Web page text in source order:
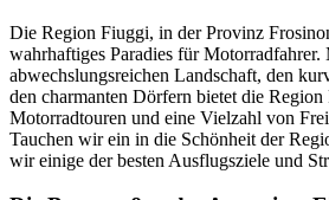
Die Region Fiuggi, in der Provinz
wahrhaftiges Paradies für Motorradfahrer.
abwechslungsreichen Landschaft, den
den charmanten Dörfern bietet die
Motorradtouren und eine Vielzahl von
Tauchen wir ein in die Schönheit der
wir einige der besten Ausflugsziele und